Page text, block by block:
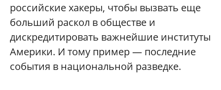
российские хакеры, чтобы вызвать еще
больший раскол в обществе и
дискредитировать важнейшие институты
Америки. И тому пример — последние
события в национальной разведке.